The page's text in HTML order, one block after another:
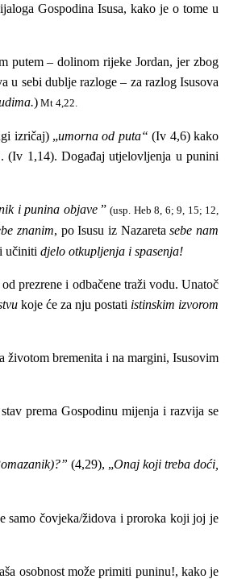
Gospodina Isusa, kako je o tome u
putem – dolinom rijeke Jordan, jer zbog
u sebi dublje razloge – za razlog Isusova
) Mt 4,22.
izričaj) „umorna od puta“ (Iv 4,6)kako
. (Iv 1,14). Događaj utjelovljenja u punini
i punina objave”(usp. Heb 8, 6; 9, 15; 12,
znanim, po Isusu iz Nazaretasebe nam
učiniti djelo otkupljenja i spasenja!
prezrene i odbačene traži vodu. Unatoč
koje će za nju postati istinskim izvorom
životom bremenita i na margini, Isusovim
prema Gospodinu mijenja i razvija se
(4,29), „Onaj koji treba doći,
samo čovjeka/židova i proroka koji joj je
osobnost može primiti puninu!, kako je